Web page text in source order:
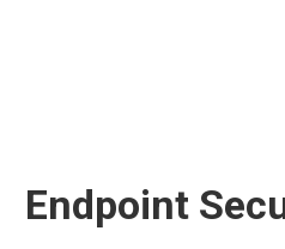
Endpoint